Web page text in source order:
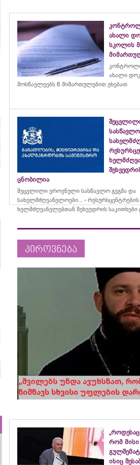
ახალი
სკოლის
ახალი
მოსწავლეებს 6 მიმართულებით ეხებათ
ცნობილია
შეცვლილი ეროვნული სასწავლო გეგმა და
სახელმძღვანელოები... - რესურსცენტრების
ხელმძღვანელებთან შეხვედრის
პიროვნება
„როდესაც
რომ მისი
ისიც